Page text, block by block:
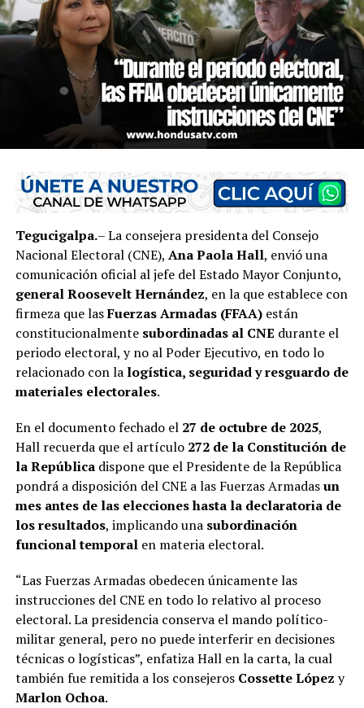
Tegucigalpa.– La consejera presidenta del Consejo
Nacional Electoral (CNE), Ana Paola Hall, envió una
comunicación oficial al jefe del Estado Mayor Conjunto,
general Roosevelt Hernández, en la que establece con
firmeza que lasFuerzas Armadas (FFAA)están
constitucionalmente subordinadas al CNE durante el
periodo electoral, y no al Poder Ejecutivo, en todo lo
relacionado con la logística, seguridad y resguardo de
materiales electorales.
En el documento fechado el 27 de octubre de 2025,
Hall recuerda que el artículo 272 de la Constitución de
la Repúblicadispone que el Presidente de la República
pondrá a disposición del CNE a las Fuerzas Armadasun
mes antes de las elecciones hasta la declaratoria de
los resultados, implicando una subordinación
funcional temporalen materia electoral.
“Las Fuerzas Armadas obedecen únicamente las
instrucciones del CNE en todo lo relativo al proceso
electoral. La presidencia conserva el mando político-
militar general, pero no puede interferir en decisiones
técnicas o logísticas”, enfatiza Hall en la carta, la cual
también fue remitida a los consejeros Cossette López y
Marlon Ochoa.